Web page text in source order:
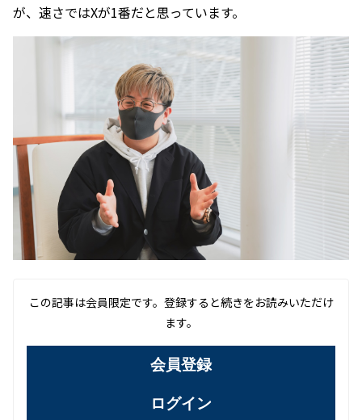
が、速さではXが1番だと思っています。
この記事は会員限定です。登録すると続きをお読みいただけ
ます。
会員登録
ログイン